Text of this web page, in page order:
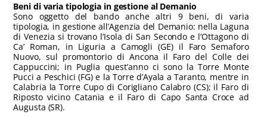
Beni di varia tipologia in gestione al Demanio
Sono oggetto del bando anche altri 9 beni, di varia
tipologia, in gestione all’Agenzia del Demanio: nella Laguna
di Venezia si trovano l’Isola di San Secondo e l’Ottagono di
Ca’ Roman, in Liguria a Camogli (GE) il Faro Semaforo
Nuovo, sul promontorio di Ancona il Faro del Colle dei
Cappuccini; in Puglia quest’anno ci sono la Torre Monte
Pucci a Peschici (FG) e la Torre d’Ayala a Taranto, mentre in
Calabria la Torre Cupo di Corigliano Calabro (CS); il Faro di
Riposto vicino Catania e il Faro di Capo Santa Croce ad
Augusta (SR).